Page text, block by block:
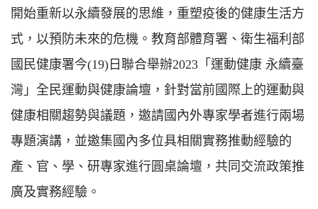
開始重新以永續發展的思維，重塑疫後的健康生活方
式，以預防未來的危機。教育部體育署、衛生福利部
國民健康署今(19)日聯合舉辦2023「運動健康 永續臺
灣」全民運動與健康論壇，針對當前國際上的運動與
健康相關趨勢與議題，邀請國內外專家學者進行兩場
專題演講，並邀集國內多位具相關實務推動經驗的
產、官、學、研專家進行圓桌論壇，共同交流政策推
廣及實務經驗。